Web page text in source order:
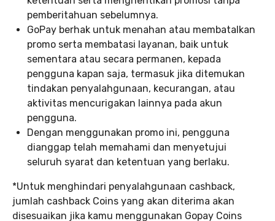
pemberitahuan sebelumnya.
GoPay berhak untuk menahan atau membatalkan
promo serta membatasi layanan, baik untuk
sementara atau secara permanen, kepada
pengguna kapan saja, termasuk jika ditemukan
tindakan penyalahgunaan, kecurangan, atau
aktivitas mencurigakan lainnya pada akun
pengguna.
Dengan menggunakan promo ini, pengguna
dianggap telah memahami dan menyetujui
seluruh syarat dan ketentuan yang berlaku.
*Untuk menghindari penyalahgunaan cashback,
jumlah cashback Coins yang akan diterima akan
disesuaikan jika kamu menggunakan Gopay Coins